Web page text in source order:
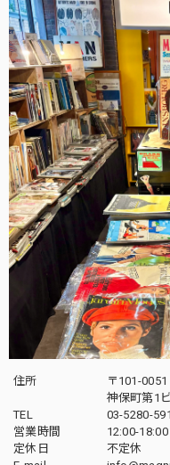
住所
〒101-
神保町第1
TEL
03-5280-
営業時間
12:00-18:00
定休日
不定休